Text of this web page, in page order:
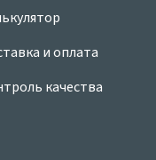
и оплата
качества